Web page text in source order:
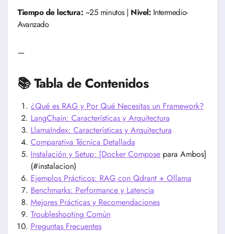
Tiempo de lectura: ~25 minutos | Nivel: Intermedio-
Avanzado
—
📚 Tabla de Contenidos
¿Qué es RAG y Por Qué Necesitas un Framework?
LangChain: Características y Arquitectura
LlamaIndex: Características y Arquitectura
Comparativa Técnica Detallada
Instalación y Setup: [Docker Composepara Ambos]
(#instalacion)
Ejemplos Prácticos: RAG con Qdrant + Ollama
Benchmarks: Performance y Latencia
Mejores Prácticas y Recomendaciones
Troubleshooting Común
Preguntas Frecuentes